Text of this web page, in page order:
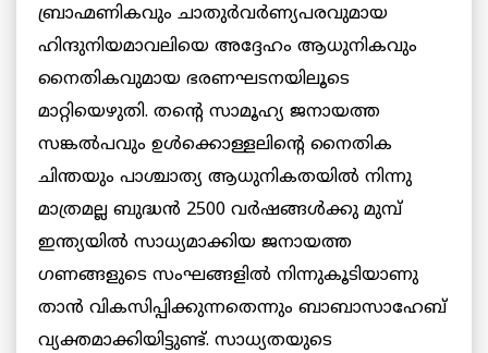
ബ്രാഹ്മണികവും ചാതുര്‍വര്‍ണ്യപരവുമായ
ഹിന്ദുനിയമാവലിയെ അദ്ദേഹം ആധുനികവും
നൈതികവുമായ ഭരണഘടനയിലൂടെ
മാറ്റിയെഴുതി. തന്റെ സാമൂഹ്യ ജനായത്ത
സങ്കല്‍പവും ഉള്‍ക്കൊള്ളലിന്റെ നൈതിക
ചിന്തയും പാശ്ചാത്യ ആധുനികതയില്‍ നിന്നു
മാത്രമല്ല ബുദ്ധന്‍ 2500 വര്‍ഷങ്ങള്‍ക്കു മുമ്പ്
ഇന്ത്യയില്‍ സാധ്യമാക്കിയ ജനായത്ത
ഗണങ്ങളുടെ സംഘങ്ങളില്‍ നിന്നുകൂടിയാണു
താന്‍ വികസിപ്പിക്കുന്നതെന്നും ബാബാസാഹേബ്
വ്യക്തമാക്കിയിട്ടുണ്ട്. സാധ്യതയുടെ